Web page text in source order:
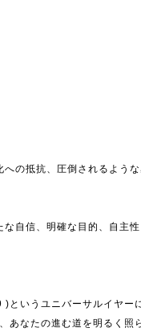
の抵抗、圧倒されるよう
自信、明確な目的、自主
というユニバーサルイヤー
あなたの進む道を明るく照